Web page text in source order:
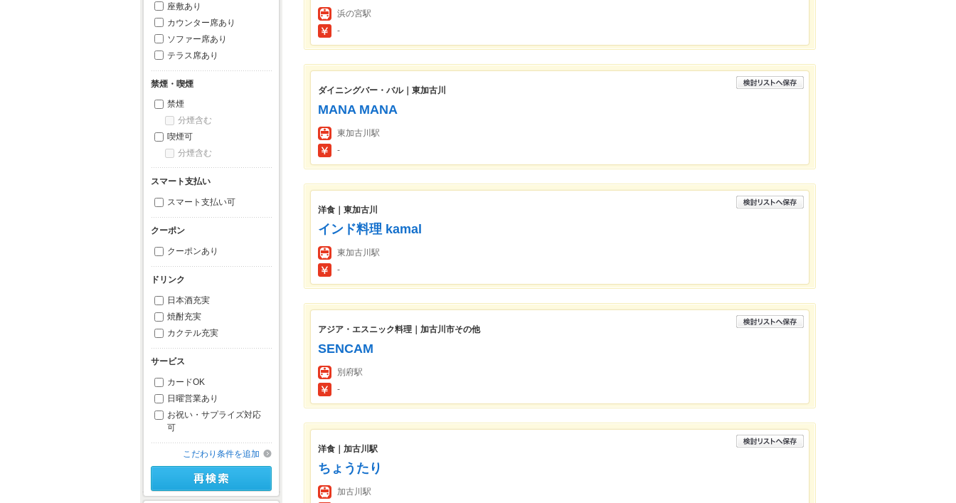
座敷あり
カウンター席あり
ソファー席あり
テラス席あり
禁煙・喫煙
禁煙
分煙含む
喫煙可
分煙含む
スマート支払い
スマート支払い可
クーポン
クーポンあり
ドリンク
日本酒充実
焼酎充実
カクテル充実
サービス
カードOK
日曜営業あり
お祝い・サプライズ対応
可
こだわり条件を追加
浜の宮駅
-
ダイニングバー・バル｜東加古川
MANA MANA
東加古川駅
-
洋食｜東加古川
インド料理 kamal
東加古川駅
-
アジア・エスニック料理｜加古川市その他
SENCAM
別府駅
-
洋食｜加古川駅
ちょうたり
加古川駅